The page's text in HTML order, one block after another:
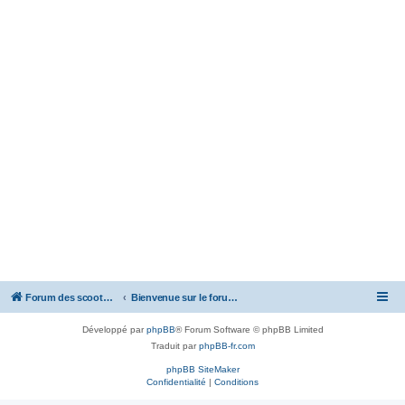
Forum des scooters SYM - GTS -MAXSYM - CRUISYM - JOYMAX - Maxsym TL Bienvenue sur le forum des scooters de la gamme SYM
Développé parphpBB® Forum Software © phpBB Limited
Traduit parphpBB-fr.com
phpBB SiteMaker
Confidentialité | Conditions